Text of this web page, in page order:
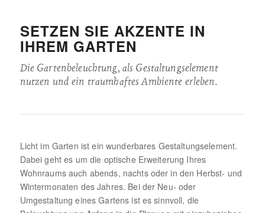
SETZEN SIE AKZENTE IN
IHREM GARTEN
Die Gartenbeleuchtung, als Gestaltungselement
nutzen und ein traumhaftes Ambiente erleben.
Licht im Garten ist ein wunderbares Gestaltungselement.
Dabei geht es um die optische Erweiterung Ihres
Wohnraums auch abends, nachts oder in den Herbst- und
Wintermonaten des Jahres. Bei der Neu- oder
Umgestaltung eines Gartens ist es sinnvoll, die